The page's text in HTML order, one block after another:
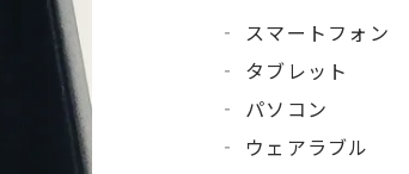
スマートフォン
タブレット
パソコン
ウェアラブル